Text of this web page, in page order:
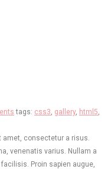
tags: css3 gallery, html5
consectetur a risus.
venenatis varius. Nullam a
Proin sapien augue,